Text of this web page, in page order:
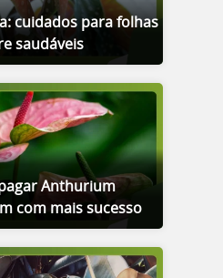
cuidados para folhas
saudáveis
Anthurium
com mais sucesso